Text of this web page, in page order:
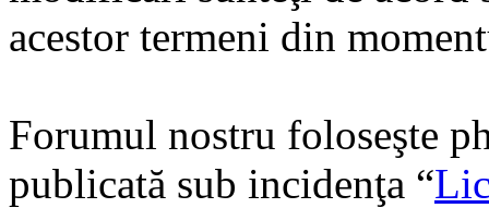
acestor termeni din
Forumul nostru foloseşte
publicată sub incidenţa “